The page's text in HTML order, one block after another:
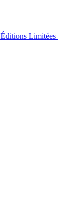
Éditions Limitées